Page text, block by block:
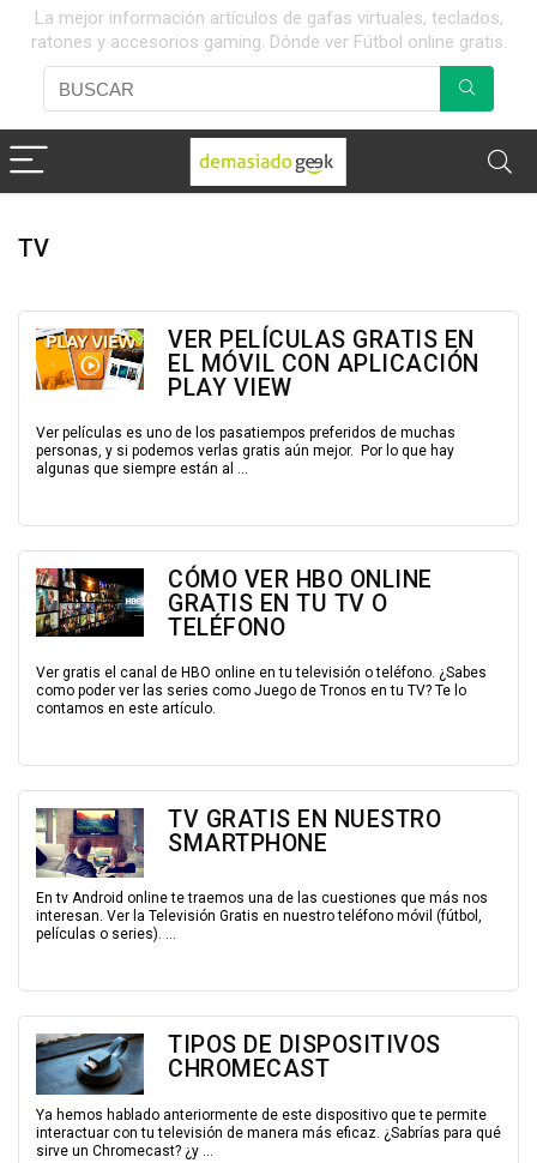
La mejor información artículos de gafas virtuales, teclados,
ratones y accesorios gaming. Dónde ver Fútbol online gratis.
TV
VER PELÍCULAS GRATIS EN
EL MÓVIL CON APLICACIÓN
PLAY VIEW
Ver películas es uno de los pasatiempos preferidos de muchas
personas, y si podemos verlas gratis aún mejor. Por lo que hay
algunas que siempre están al ...
CÓMO VER HBO ONLINE
GRATIS EN TU TV O
TELÉFONO
Ver gratis el canal de HBO online en tu televisión o teléfono. ¿Sabes
como poder ver las series como Juego de Tronos en tu TV? Te lo
contamos en este artículo.
TV GRATIS EN NUESTRO
SMARTPHONE
En tv Android online te traemos una de las cuestiones que más nos
interesan. Ver la Televisión Gratis en nuestro teléfono móvil (fútbol,
películas o series). ...
TIPOS DE DISPOSITIVOS
CHROMECAST
Ya hemos hablado anteriormente de este dispositivo que te permite
interactuar con tu televisión de manera más eficaz. ¿Sabrías para qué
sirve un Chromecast? ¿y ...